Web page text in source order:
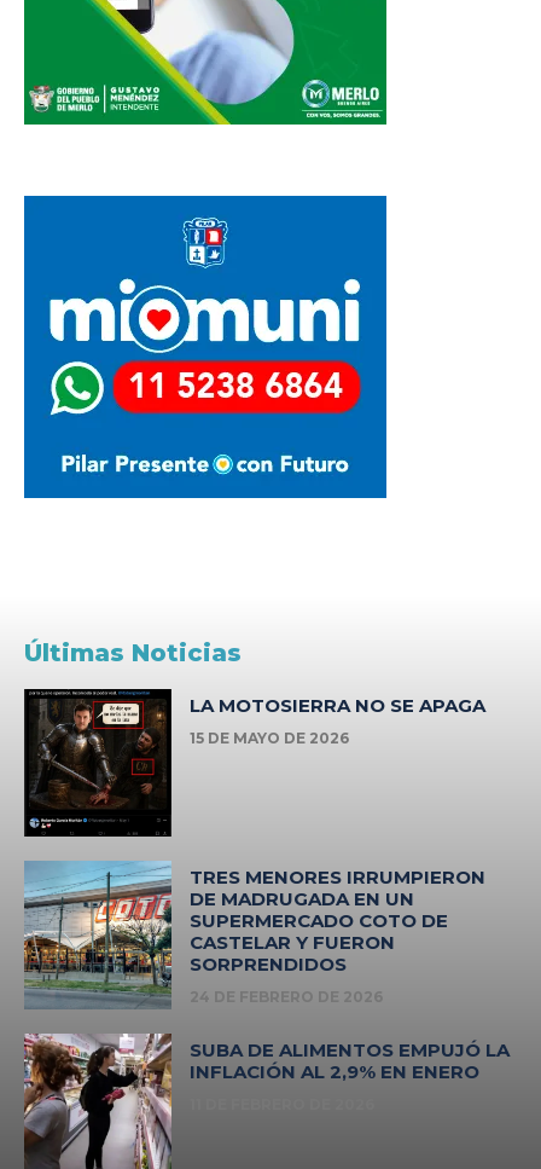
Últimas Noticias
LA MOTOSIERRA NO SE APAGA
15 DE MAYO DE 2026
TRES MENORES IRRUMPIERON
DE MADRUGADA EN UN
SUPERMERCADO COTO DE
CASTELAR Y FUERON
SORPRENDIDOS
24 DE FEBRERO DE 2026
SUBA DE ALIMENTOS EMPUJÓ LA
INFLACIÓN AL 2,9% EN ENERO